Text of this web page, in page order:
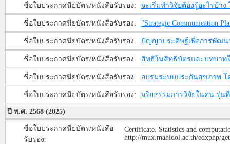
ชื่อใบประกาศนียบัตร/หนังสือรับรอง: จะเริ่มทำวิจัยต้องรู้อะไรบ้า
ชื่อใบประกาศนียบัตร/หนังสือรับรอง: "Strategic Communication
ชื่อใบประกาศนียบัตร/หนังสือรับรอง: ปัญญาประดิษฐ์เพื่อการพัฒนา
ชื่อใบประกาศนียบัตร/หนังสือรับรอง: สิทธิในสิทธิบัตรและบทบาทใ
ชื่อใบประกาศนียบัตร/หนังสือรับรอง: อบรมระบบประกันสุขภาพ โด
ชื่อใบประกาศนียบัตร/หนังสือรับรอง: จริยธรรมการวิจัยในคน รุ่นที่ 5
ปี พ.ศ. 2568 (2025)
ชื่อใบประกาศนียบัตร/หนังสือ
รับรอง:
Certificate. Statistics and
http://mux.mahidol.ac.th/edxphp/